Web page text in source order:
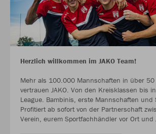
Herzlich willkommen im JAKO Team!
Mehr als 100.000 Mannschaften in über 50
vertrauen JAKO. Von den Kreisklassen bis
League. Bambinis, erste Mannschaften und
Profitiert ab sofort von der Partnerschaft
Verein, eurem Sportfachhändler vor Ort und